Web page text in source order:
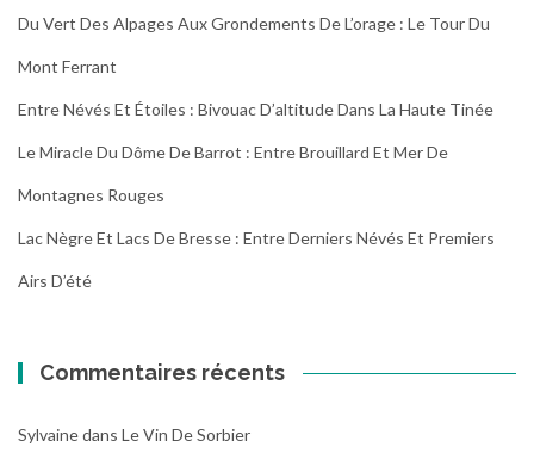
Du Vert Des Alpages Aux Grondements De L’orage : Le Tour Du
Mont Ferrant
Entre Névés Et Étoiles : Bivouac D’altitude Dans La Haute Tinée
Le Miracle Du Dôme De Barrot : Entre Brouillard Et Mer De
Montagnes Rouges
Lac Nègre Et Lacs De Bresse : Entre Derniers Névés Et Premiers
Airs D’été
Commentaires récents
Sylvainedans Le Vin De Sorbier